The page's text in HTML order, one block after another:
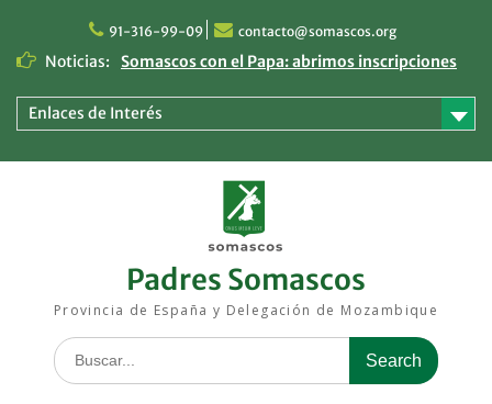
content
91-316-99-09 contacto@somascos.org
Noticias:
Somascos con el Papa: abrimos inscripciones
Respuesta somasca ante las inundaciones en
Mozambique: una ayuda que llega a quienes
Los religiosos somascos de España y
Mozambique viven sus Ejercicios Espirituales
Enlaces de Interés
Padres Somascos
Provincia de España y Delegación de Mozambique
Search
for: